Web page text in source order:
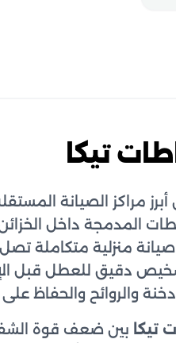
تيكا
مراكز الصيانة
المدمجة داخل
منزلية متكاملة
دقيق للعطل قبل
والروائح والحفاظ
تيكا بين ضعف قوة